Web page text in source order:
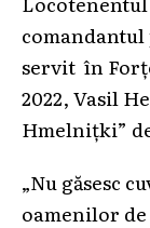
servit în
2022, Vasil
Hmelnițki”
„Nu găsesc
oamenilor